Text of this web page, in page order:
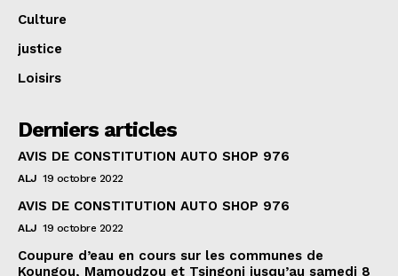
Culture
justice
Loisirs
Derniers articles
AVIS DE CONSTITUTION AUTO SHOP 976
ALJ 19 octobre 2022
AVIS DE CONSTITUTION AUTO SHOP 976
ALJ 19 octobre 2022
Coupure d’eau en cours sur les communes de
Koungou, Mamoudzou et Tsingoni jusqu’au samedi 8